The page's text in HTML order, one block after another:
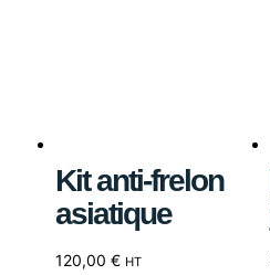
Kit anti-frelon
asiatique
120,00 € HT